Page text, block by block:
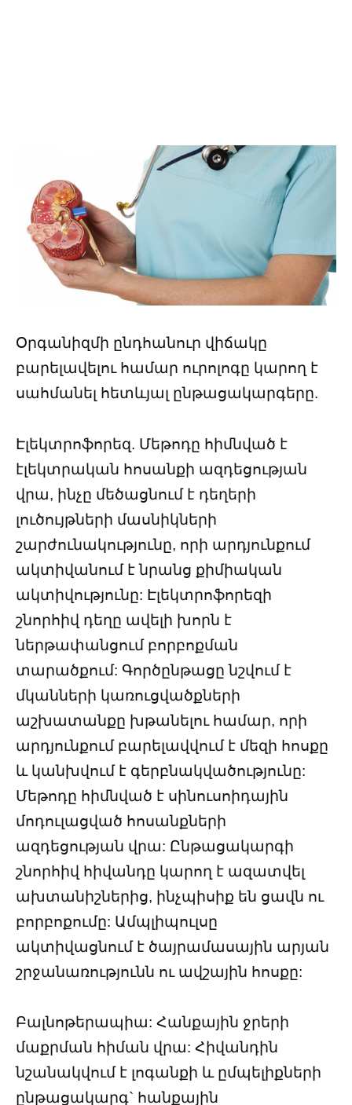
Օրգանիզմի ընդհանուր վիճակը
բարելավելու համար ուրոլոգը կարող է
սահմանել հետևյալ ընթացակարգերը.
Էլեկտրոֆորեզ. Մեթոդը հիմնված է
էլեկտրական հոսանքի ազդեցության
վրա, ինչը մեծացնում է դեղերի
լուծույթների մասնիկների
շարժունակությունը, որի արդյունքում
ակտիվանում է նրանց քիմիական
ակտիվությունը: Էլեկտրոֆորեզի
շնորհիվ դեղը ավելի խորն է
ներթափանցում բորբոքման
տարածքում: Գործընթացը նշվում է
մկանների կառուցվածքների
աշխատանքը խթանելու համար, որի
արդյունքում բարելավվում է մեզի հոսքը
և կանխվում է գերբնակվածությունը:
Մեթոդը հիմնված է սինուսոիդային
մոդուլացված հոսանքների
ազդեցության վրա: Ընթացակարգի
շնորհիվ հիվանդը կարող է ազատվել
ախտանիշներից, ինչպիսիք են ցավն ու
բորբոքումը: Ամպլիպուլսը
ակտիվացնում է ծայրամասային արյան
շրջանառությունն ու ավշային հոսքը:
Բալնոթերապիա: Հանքային ջրերի
մաքրման հիման վրա: Հիվանդին
նշանակվում է լոգանքի և ըմպելիքների
ընթացակարգ` հանքային